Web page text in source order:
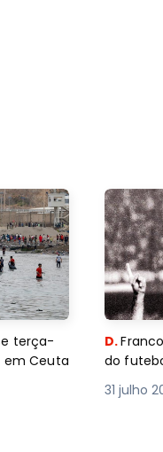
terça-
em Ceuta
D.
do
31 julho